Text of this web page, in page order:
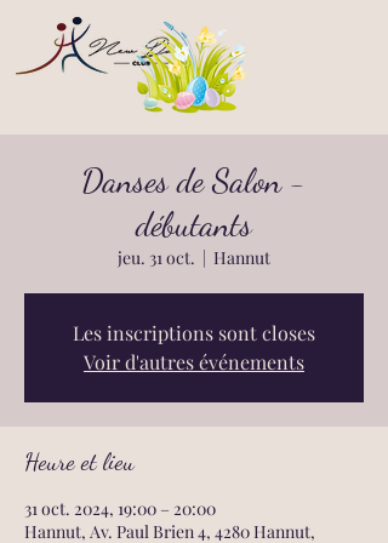
Danses de Salon -
débutants
jeu. 31 oct.
  |
Hannut
Les inscriptions sont closes
Voir d'autres événements
Heure et lieu
31 oct. 2024, 19:00 – 20:00
Hannut, Av. Paul Brien 4, 4280 Hannut,